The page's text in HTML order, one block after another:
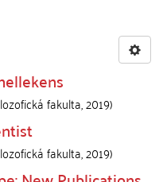
fakulta,2019)
fakulta,2019)